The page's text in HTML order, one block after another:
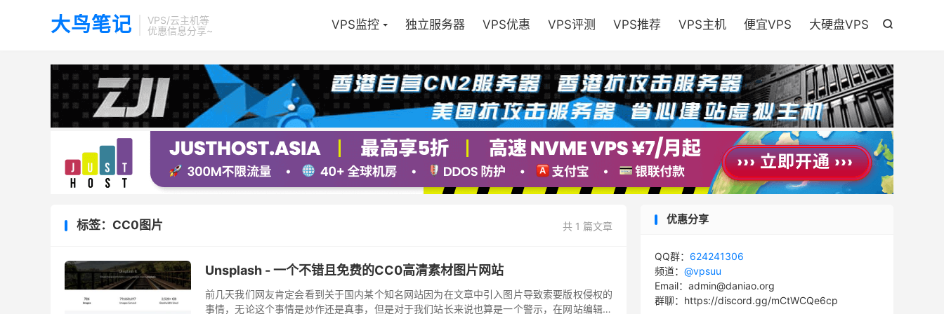
大鸟笔记
VPS/云主机等
优惠信息分享~

VPS监控 独立服务器 VPS优惠 VPS评测 VPS推荐 VPS主机 便宜VPS 大硬盘VPS
共 1 篇文章
标签：CC0图片
Unsplash - 一个不错且免费的CC0高清素材图片网站
前几天我们网友肯定会看到关于国内某个知名网站因为在文章中引入图片导致索要版权侵权的
事情，无论这个事情是炒作还是真事，但是对于我们站长来说也算是一个警示，在网站编辑过
优惠分享
QQ群： 624241306
频道： @vpsuu
Email：admin@daniao.org
群聊：https://discord.gg/mCtWCQe6cp